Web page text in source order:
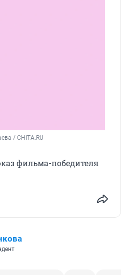
/ CHITA.RU
фильма-победителя